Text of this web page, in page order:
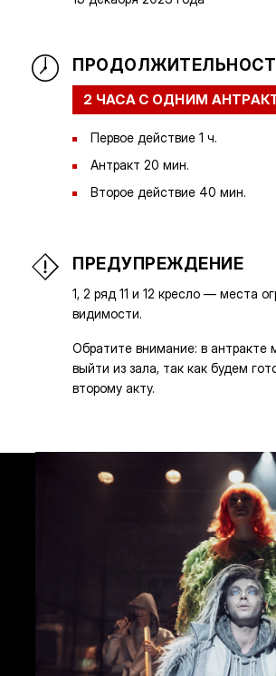
2 ЧАСА С ОДНИМ
Первое действие 1 ч.
Антракт 20 мин.
Второе действие 40 мин.
ПРЕДУПРЕЖДЕНИЕ
1, 2 ряд 11 и 12 кресло — места
видимости.
Обратите внимание: в антракте
выйти из зала, так как будем
второму акту.